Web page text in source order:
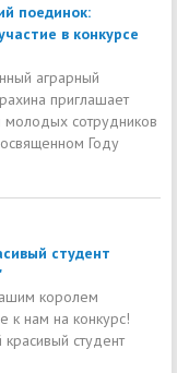
поединок:
в конкурсе
аграрный
приглашает
молодых сотрудников
Году
студент
королем
к нам на конкурс!
студент